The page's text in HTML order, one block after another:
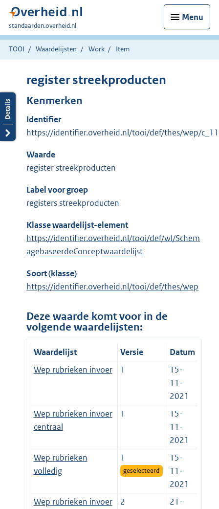
Menu
U
bent
hier:
standaarden.overheid.nl
TOOI Waardelijsten Work Item
register streekproducten
Kenmerken
Identifier
https://identifier.overheid.nl/tooi/def/thes/wep/
Waarde
register streekproducten
Label voor groep
registers streekproducten
Klasse waardelijst-element
https://identifier.overheid.nl/tooi/def/wl/Schem
agebaseerdeConceptwaardelijst
Soort (klasse)
https://identifier.overheid.nl/tooi/def/thes/wep
Deze waarde komt voor in de
volgende waardelijsten:
Waardelijst Versie
Datum
Wep rubrieken invoer
1
15-
11-
2021
Wep rubrieken invoer
centraal
1
15-
11-
2021
Wep rubrieken
volledig
1
geselecteerd
15-
11-
2021
Wep rubrieken invoer
2
21-